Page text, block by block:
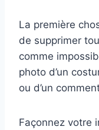
La première
de supprimer
comme
photo d’un
ou d’un
Façonnez votre